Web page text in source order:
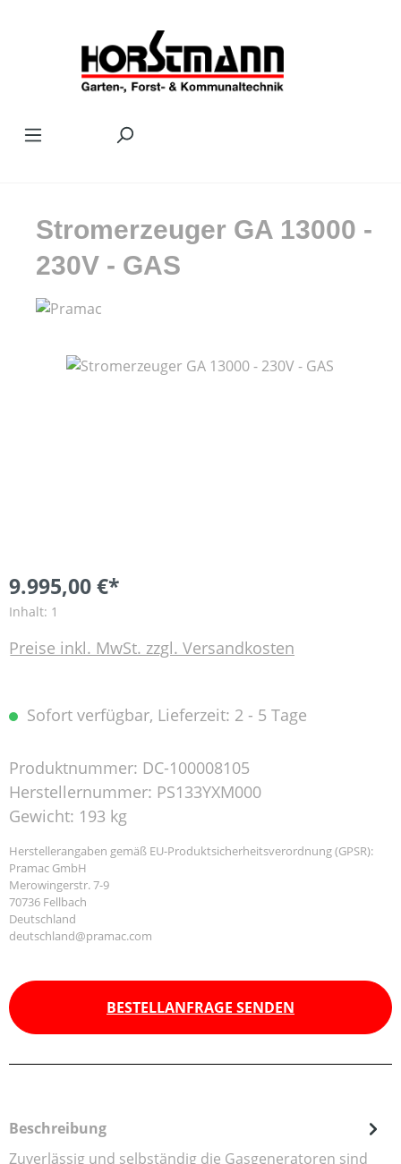
Stromerzeuger GA 13000 -
230V - GAS
Bildergalerie überspringen
9.995,00 €*
Inhalt: 1
Preise inkl. MwSt. zzgl. Versandkosten
Sofort verfügbar, Lieferzeit: 2 - 5 Tage
Produktnummer: DC-100008105
Herstellernummer: PS133YXM000
Gewicht: 193 kg
Herstellerangaben gemäß EU-Produktsicherheitsverordnung (GPSR):
Pramac GmbH
Merowingerstr. 7-9
70736 Fellbach
Deutschland
deutschland@pramac.com
BESTELLANFRAGE SENDEN
Beschreibung
Zuverlässig und selbständig die Gasgeneratoren sind